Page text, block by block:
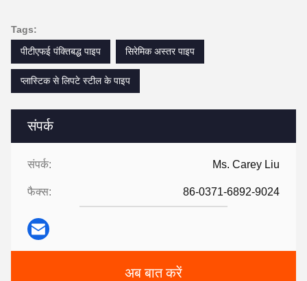
संपर्क
संपर्क: Ms. Carey Liu
फैक्स: 86-0371-6892-9024
अब बात करें
Tags:
पीटीएफई पंक्तिबद्ध पाइप
सिरेमिक अस्तर पाइप
प्लास्टिक से लिपटे स्टील के पाइप